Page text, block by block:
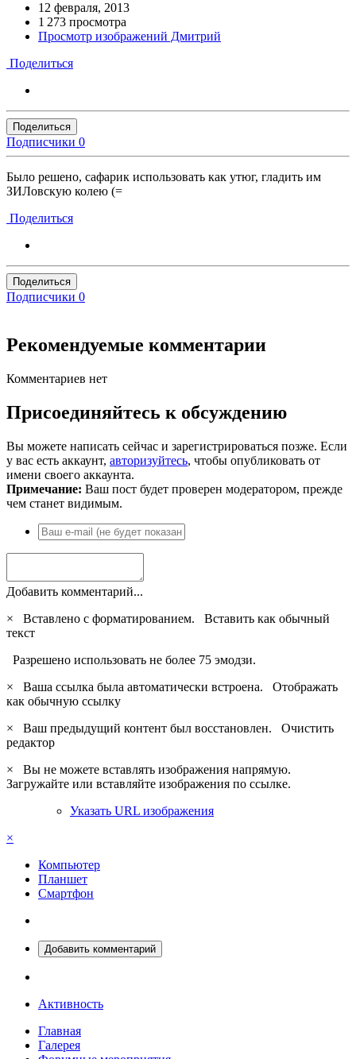
12 февраля, 2013
1 273 просмотра
Просмотр изображений Дмитрий
Поделиться
Поделиться
Подписчики 0
Было решено, сафарик использовать как утюг, гладить им
ЗИЛовскую колею (=
Поделиться
Поделиться
Подписчики 0
Рекомендуемые комментарии
Комментариев нет
Присоединяйтесь к обсуждению
Вы можете написать сейчас и зарегистрироваться позже. Если
у вас есть аккаунт, авторизуйтесь, чтобы опубликовать от
имени своего аккаунта.
Примечание: Ваш пост будет проверен модератором, прежде
чем станет видимым.
Добавить комментарий...
×
Вставлено с форматированием. Вставить как обычный
текст
Разрешено использовать не более 75 эмодзи.
×
Ваша ссылка была автоматически встроена. Отображать
как обычную ссылку
×
Ваш предыдущий контент был восстановлен. Очистить
редактор
×
Вы не можете вставлять изображения напрямую.
Загружайте или вставляйте изображения по ссылке.
Указать URL изображения
×
Компьютер
Планшет
Смартфон
Добавить комментарий
Активность
Главная
Галерея